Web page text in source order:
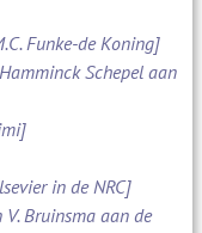
Funke-de Koning]
Schepel aan
in de NRC]
Bruinsma aan de